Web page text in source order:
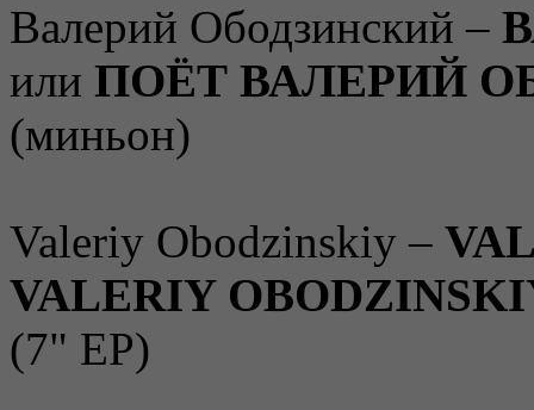
Валерий Ободзинский –
или ПОЁТ ВАЛЕРИЙ
(миньон)
Valeriy Obodzinskiy –
VALERIY
(7" EP)